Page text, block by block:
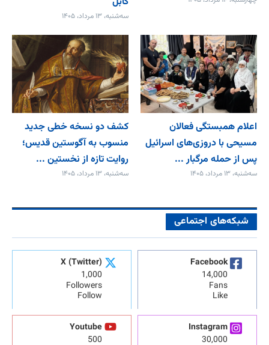
سه‌شنبه، ۱۳ مرداد، ۱۴۰۵
اعلام همبستگی فعالان
مسیحی با دروزی‌های اسرائیل
پس از حمله مرگبار ...
سه‌شنبه، ۱۳ مرداد، ۱۴۰۵
کشف دو نسخه خطی جدید
منسوب به آگوستین قدیس؛
روایت تازه از نخستین ...
سه‌شنبه، ۱۳ مرداد، ۱۴۰۵
شبکه‌های اجتماعی
Facebook
14,000
Fans
Like
X (Twitter)
1,000
Followers
Follow
Instagram
30,000
Youtube
500